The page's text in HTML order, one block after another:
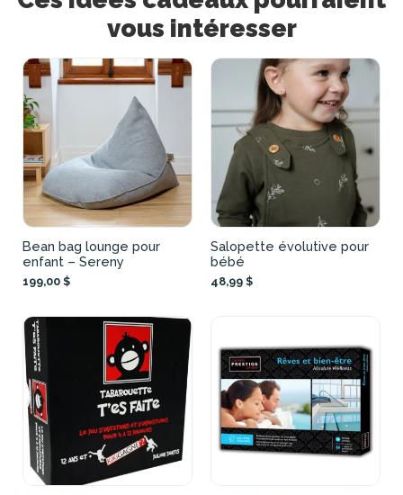
vous intéresser
Bean bag lounge pour
enfant – Sereny
199,00 $
Salopette évolutive pour
bébé
48,99 $